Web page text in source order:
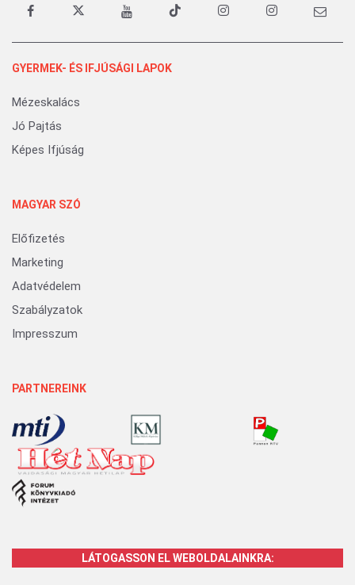
GYERMEK- ÉS IFJÚSÁGI LAPOK
Mézeskalács
Jó Pajtás
Képes Ifjúság
MAGYAR SZÓ
Előfizetés
Marketing
Adatvédelem
Szabályzatok
Impresszum
PARTNEREINK
LÁTOGASSON EL WEBOLDALAINKRA: